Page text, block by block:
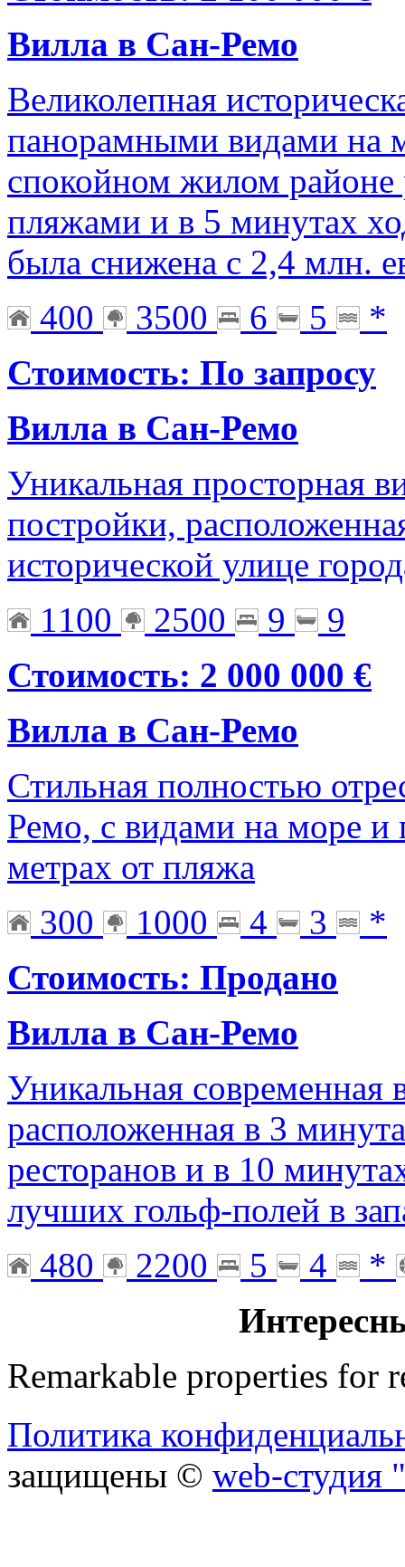
Вилла в Сан-Ремо
Великолепная
панорамными видами на
спокойном жилом
пляжами и в 5 минутах
была снижена с 2,4 млн.
400
3500 6 5
*
Стоимость: По запросу
Вилла в Сан-Ремо
Уникальная просторная
постройки,
исторической улице
1100
2500 9
9
Стоимость: 2 000 000 €
Вилла в Сан-Ремо
Стильная полностью
Ремо, с видами на море и
метрах от пляжа
300
1000 4 3
*
Стоимость: Продано
Вилла в Сан-Ремо
Уникальная современная
расположенная в 3
ресторанов и в 10
лучших гольф-полей в
480
2200 5 4
*
Remarkable properties for
Политика
защищены © web-студия